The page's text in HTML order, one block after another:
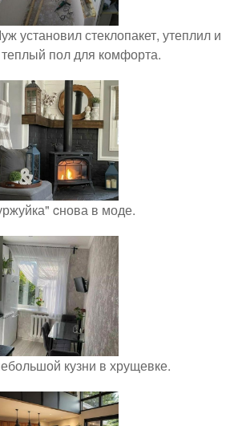
установил стеклопакет, утеплил и
пол для комфорта.
cнова в моде.
кузни в хрущевке.